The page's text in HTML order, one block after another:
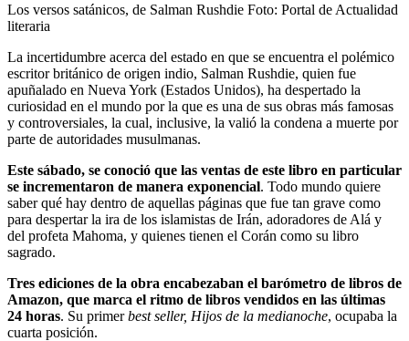
Los versos satánicos, de Salman Rushdie Foto: Portal de Actualidad
literaria
La incertidumbre acerca del estado en que se encuentra el polémico
escritor británico de origen indio, Salman Rushdie, quien fue
apuñalado en Nueva York (Estados Unidos), ha despertado la
curiosidad en el mundo por la que es una de sus obras más famosas
y controversiales, la cual, inclusive, la valió la condena a muerte por
parte de autoridades musulmanas.
Este sábado, se conoció que las ventas de este libro en particular
se incrementaron de manera exponencial. Todo mundo quiere
saber qué hay dentro de aquellas páginas que fue tan grave como
para despertar la ira de los islamistas de Irán, adoradores de Alá y
del profeta Mahoma, y quienes tienen el Corán como su libro
sagrado.
Tres ediciones de la obra encabezaban el barómetro de libros de
Amazon, que marca el ritmo de libros vendidos en las últimas
24 horas. Su primerbest seller, Hijos de la medianoche, ocupaba la
cuarta posición.